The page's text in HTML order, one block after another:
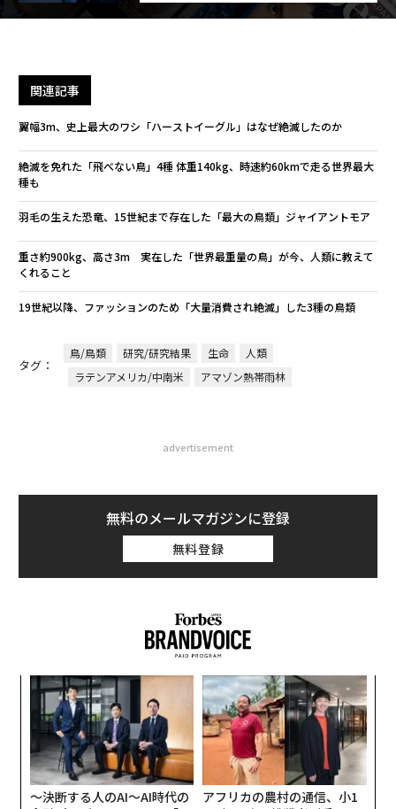
関連記事
翼幅3m、史上最大のワシ「ハーストイーグル」はなぜ絶滅したのか
絶滅を免れた「飛べない鳥」4種 体重140kg、時速約60kmで走る世界最大
種も
羽毛の生えた恐竜、15世紀まで存在した「最大の鳥類」ジャイアントモア
​​重さ約900kg、高さ3m 実在した「世界最重量の鳥」が今、人類に教えて
くれること
19世紀以降、ファッションのため「大量消費され絶滅」した3種の鳥類
タグ：
鳥/鳥類 研究/研究結果 生命
人類
ラテンアメリカ/中南米
アマゾン熱帯雨林
advertisement
無料のメールマガジンに登録
無料登録
〜決断する人のAI〜AI時代の
アフリカの農村の通信、小1